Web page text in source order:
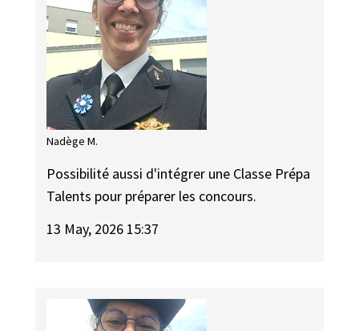
Nadège M.
Possibilité aussi d'intégrer une Classe Prépa
Talents pour préparer les concours.
13 May, 2026 15:37